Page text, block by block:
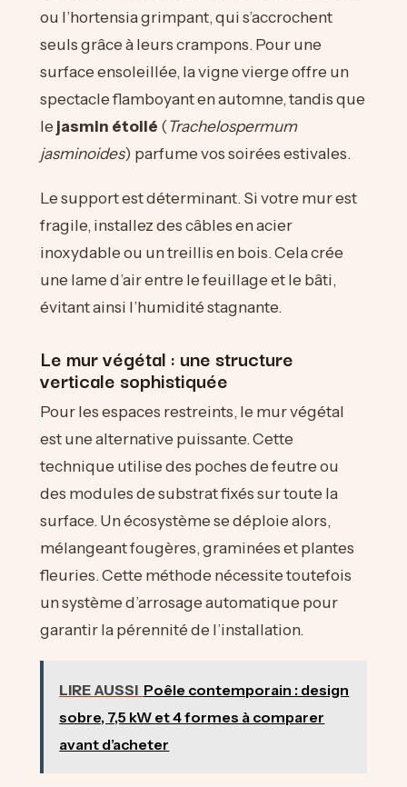
ou l’hortensia grimpant, qui s’accrochent
seuls grâce à leurs crampons. Pour une
surface ensoleillée, la vigne vierge offre un
spectacle flamboyant en automne, tandis que
le jasmin étoilé (Trachelospermum
jasminoides) parfume vos soirées estivales.
Le support est déterminant. Si votre mur est
fragile, installez des câbles en acier
inoxydable ou un treillis en bois. Cela crée
une lame d’air entre le feuillage et le bâti,
évitant ainsi l’humidité stagnante.
Le mur végétal : une structure
verticale sophistiquée
Pour les espaces restreints, le mur végétal
est une alternative puissante. Cette
technique utilise des poches de feutre ou
des modules de substrat fixés sur toute la
surface. Un écosystème se déploie alors,
mélangeant fougères, graminées et plantes
fleuries. Cette méthode nécessite toutefois
un système d’arrosage automatique pour
garantir la pérennité de l’installation.
LIRE AUSSI Poêle contemporain : design
sobre, 7,5 kW et 4 formes à comparer
avant d’acheter